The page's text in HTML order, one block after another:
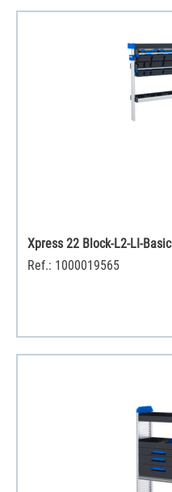
Xpress 22 Block-L2-LI-Basic
Ref.: 1000019565